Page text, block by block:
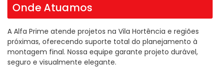
Onde Atuamos
A Alfa Prime atende projetos na Vila Hortência e regiões
próximas, oferecendo suporte total do planejamento à
montagem final. Nossa equipe garante projeto durável,
seguro e visualmente elegante.